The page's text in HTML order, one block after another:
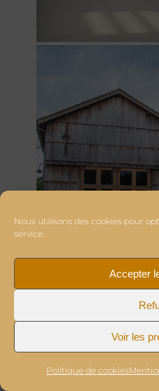
Nous utilisons des cookies pour
service.
Accepter
Voir les
Politique de cookies